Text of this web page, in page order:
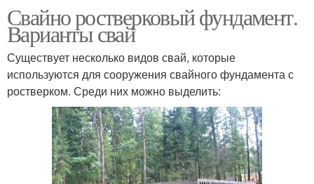
Свайно ростверковый фундамент.
Варианты свай
Существует несколько видов свай, которые
используются для сооружения свайного фундамента с
ростверком. Среди них можно выделить: